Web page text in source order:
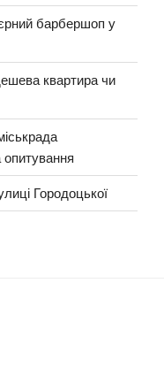
барбершоп у
квартира чи
Городоцької